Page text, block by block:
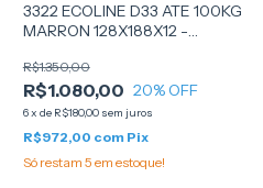
3322 ECOLINE D33 ATE 100KG
MARRON 128X188X12 -
R$1.080,00
R$1.350,00
20% OFF
6x de R$180,00 sem juros
R$972,00 com Pix
Só restam 5 em estoque!